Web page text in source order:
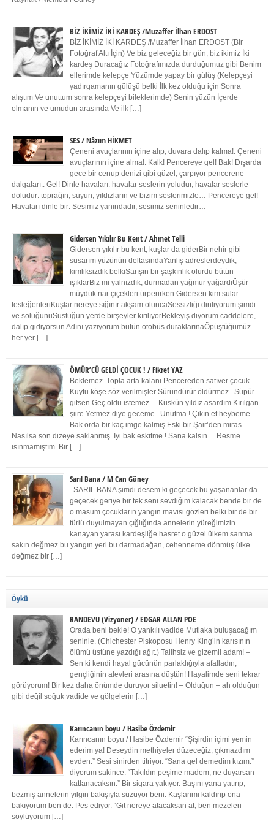
BİZ İKİMİZ İKİ KARDEŞ /Muzaffer İlhan ERDOST
BİZ İKİMİZ İKİ KARDEŞ /Muzaffer İlhan ERDOST (Bir
Fotoğraf Altı İçin) Ve biz geleceğiz bir gün, biz ikimiz İki
kardeş Duracağız Fotoğrafımızda durduğumuz gibi Benim
ellerimde kelepçe Yüzümde yapay bir gülüş (Kelepçeyi
yadırgamanın gülüşü belki İlk kez olduğu için Sonra
alıştım Ve unuttum sonra kelepçeyi bileklerimde) Senin yüzün İçerde
olmanın ve umudun arasında Ve ilk […]
SES / Nâzım HİKMET
Çeneni avuçlarının içine alıp, duvara dalıp kalma!. Çeneni
avuçlarının içine alma!. Kalk! Pencereye gel! Bak! Dışarda
gece bir cenup denizi gibi güzel, çarpıyor pencerene
dalgaları.. Gel! Dinle havaları: havalar seslerin yoludur, havalar seslerle
doludur: toprağın, suyun, yıldızların ve bizim seslerimizle… Pencereye gel!
Havaları dinle bir: Sesimiz yanındadır, sesimiz seninledir…
Gidersen Yıkılır Bu Kent / Ahmet Telli
Gidersen yıkılır bu kent, kuşlar da giderBir nehir gibi
susarım yüzünün deltasındaYanlış adreslerdeydik,
kimliksizdik belkiSarışın bir şaşkınlık olurdu bütün
ışıklarBiz mi yalnızdık, durmadan yağmur yağardıÜşür
müydük nar çiçekleri ürperirken Gidersen kim sular
fesleğenleriKuşlar nereye sığınır akşam oluncaSessizliği dinliyorum şimdi
ve soluğunuSustuğun yerde birşeyler kırılıyorBekleyiş diyorum caddelere,
dalıp gidiyorsun Adını yazıyorum bütün otobüs duraklarınaÖpüştüğümüz
her yer […]
ÖMÜR’CÜ GELDİ ÇOCUK ! / Fikret YAZ
Beklemez. Topla arta kalanı Pencereden satıver çocuk …
Kuytu köşe söz verilmişler Süründürür öldürmez. Süpür
gitsen Geç oldu istemez… Küskün yıldız asardım Kırılgan
şiire Yetmez diye geceme.. Unutma ! Çıkın et heybeme…
Bak orda bir kaç imge kalmış Eski bir Şair’den miras.
Nasılsa son dizeye saklanmış. İyi bak eskitme ! Sana kalsın… Resme
ısınmamıştım. Bir […]
Sarıl Bana / M Can Güney
SARIL BANA şimdi desem ki geçecek bu yaşananlar da
geçecek geriye bir tek seni sevdiğim kalacak bende bir de
o masum çocukların yangın mavisi gözleri belki bir de bir
türlü duyulmayan çığlığında annelerin yüreğimizin
kanayan yarası kardeşliğe hasret o güzel ülkem sanma
sakın değmez bu yangın yeri bu darmadağan, cehenneme dönmüş ülke
değmez bir […]
Öykü
RANDEVU (Vizyoner) / EDGAR ALLAN POE
Orada beni bekle! O yankılı vadide Mutlaka buluşacağım
seninle. (Chichester Piskoposu Henry King’in karısının
ölümü üstüne yazdığı ağıt.) Talihsiz ve gizemli adam! –
Sen ki kendi hayal gücünün parlaklığıyla afalladın,
gençliğinin alevleri arasına düştün! Hayalimde seni tekrar
görüyorum! Bir kez daha önümde duruyor siluetin! – Olduğun – ah olduğun
gibi değil soğuk vadide ve gölgelerin […]
Karıncanın boyu / Hasibe Özdemir
Karıncanın boyu / Hasibe Özdemir “Şişirdin içimi yemin
ederim ya! Deseydin methiyeler düzeceğiz, çıkmazdım
evden.” Sesi sinirden titriyor. “Sana gel demedim kızım.”
diyorum sakince. “Takıldın peşime madem, ne duyarsan
katlanacaksın.” Bir sigara yakıyor. Başını yana yatırıp,
bezmiş annelerin yılgın bakışıyla süzüyor beni. Kaşlarımı kaldırıp ona
bakıyorum ben de. Pes ediyor. “Git nereye atacaksan at, ben mezeleri
söylüyorum […]